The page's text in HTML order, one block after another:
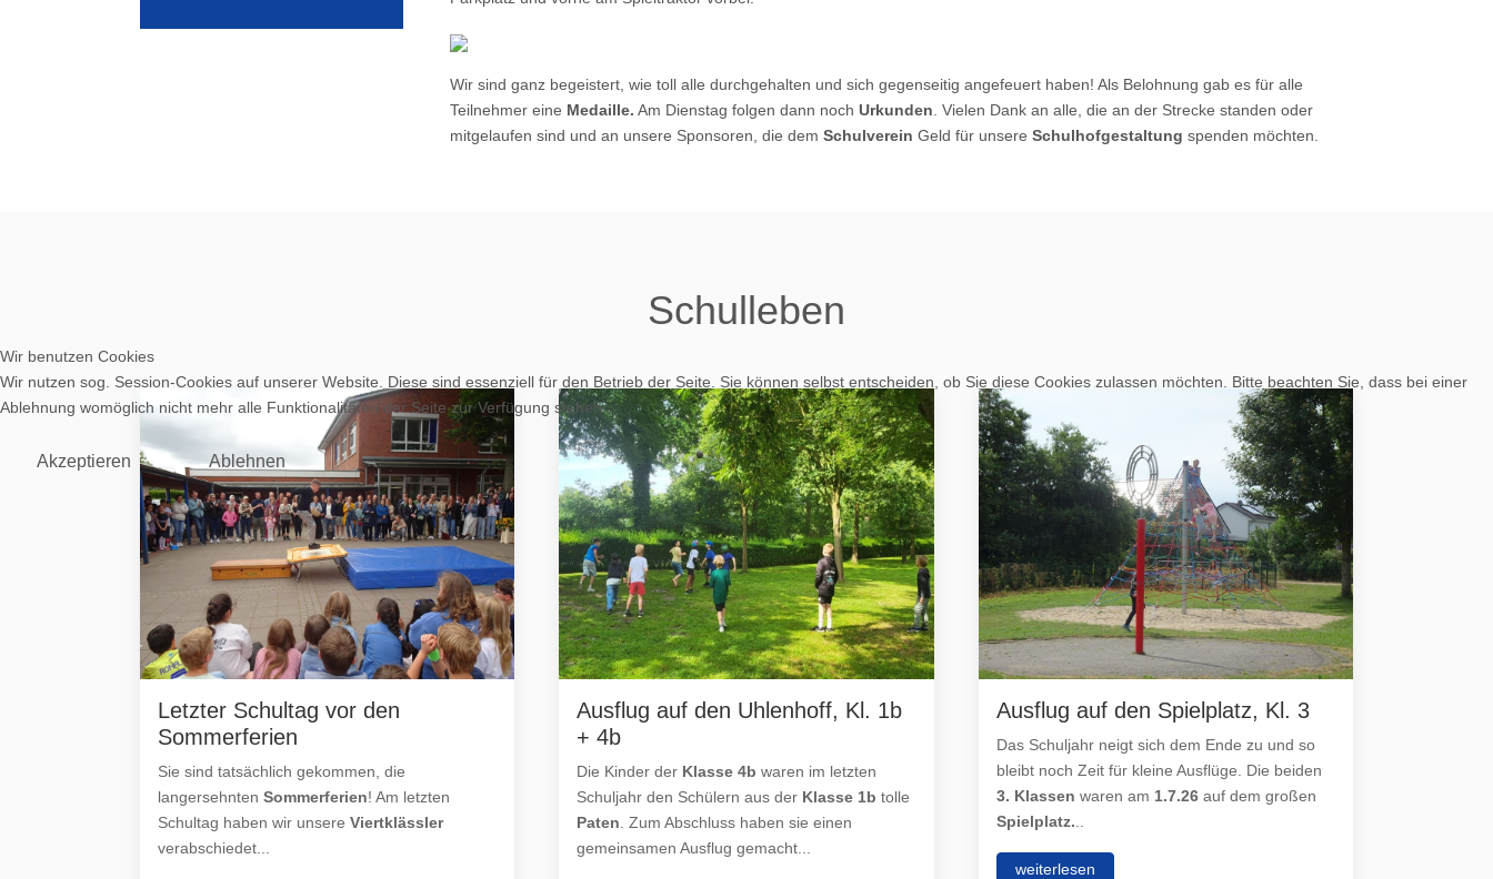
Wir sind ganz begeistert, wie toll alle durchgehalten und sich gegenseitig angefeuert haben! Als Belohnung gab es für alle
Teilnehmer eine Medaille. Am Dienstag folgen dann noch Urkunden. Vielen Dank an alle, die an der Strecke standen oder
mitgelaufen sind und an unsere Sponsoren, die dem Schulverein Geld für unsere Schulhofgestaltung spenden möchten.
Schulleben
Letzter Schultag vor den
Sommerferien
Sie sind tatsächlich gekommen, die
langersehnten Sommerferien! Am letzten
Schultag haben wir unsere Viertklässler
verabschiedet...
Ausflug auf den Uhlenhoff, Kl. 1b
+ 4b
Die Kinder der Klasse 4bwaren im letzten
Schuljahr den Schülern aus der Klasse 1btolle
Paten. Zum Abschluss haben sie einen
gemeinsamen Ausflug gemacht...
Ausflug auf den Spielplatz, Kl. 3
Das Schuljahr neigt sich dem Ende zu und so
bleibt noch Zeit für kleine Ausflüge. Die beiden
3. Klassen waren am 1.7.26auf dem großen
Spielplatz...
weiterlesen
Wir benutzen Cookies
Wir nutzen sog. Session-Cookies auf unserer Website. Diese sind essenziell für den Betrieb der Seite. Sie können selbst entscheiden, ob Sie diese Cookies zulassen möchten. Bitte beachten Sie, dass bei einer
Ablehnung womöglich nicht mehr alle Funktionalitäten der Seite zur Verfügung stehen.
Akzeptieren Ablehnen